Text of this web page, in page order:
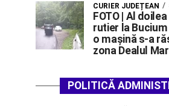
CURIER JUDEȚEAN
FOTO | Al
rutier la
o mașină s-a
zona Dealul
POLITICĂ